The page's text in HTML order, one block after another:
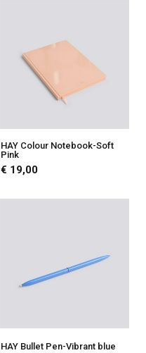
HAY Colour Notebook-Soft
Pink
€ 19,00
HAY Bullet Pen-Vibrant blue